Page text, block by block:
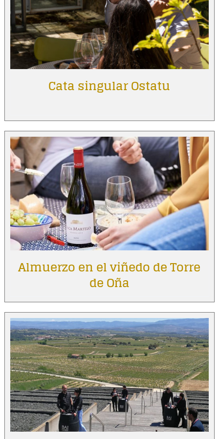
Cata singular Ostatu
Almuerzo en el viñedo de Torre
de Oña